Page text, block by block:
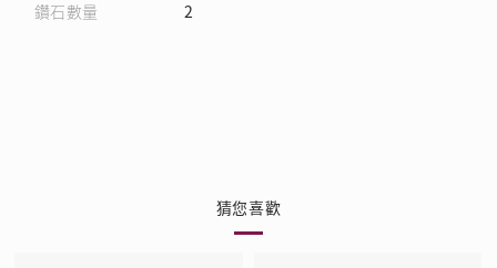
鑽石數量
2
猜您喜歡